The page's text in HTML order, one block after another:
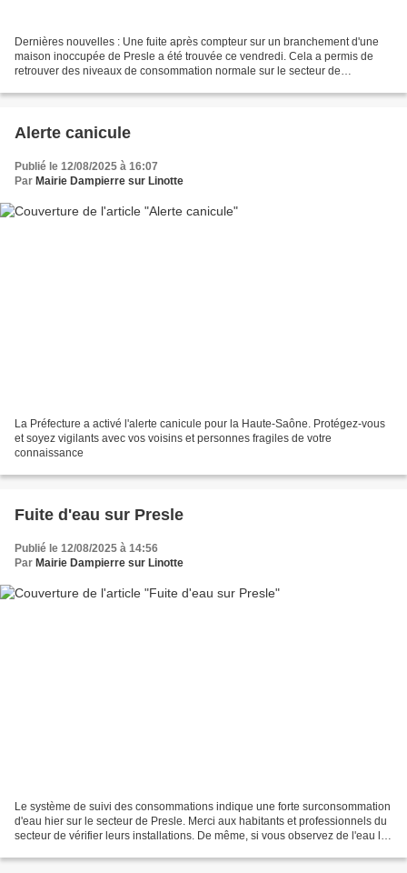
Dernières nouvelles : Une fuite après compteur sur un branchement d'une
maison inoccupée de Presle a été trouvée ce vendredi. Cela a permis de
retrouver des niveaux de consommation normale sur le secteur de
Alerte canicule
Publié le 12/08/2025 à 16:07
Par Mairie Dampierre sur Linotte
La Préfecture a activé l'alerte canicule pour la Haute-Saône. Protégez-vous
et soyez vigilants avec vos voisins et personnes fragiles de votre
connaissance
Fuite d'eau sur Presle
Publié le 12/08/2025 à 14:56
Par Mairie Dampierre sur Linotte
Le système de suivi des consommations indique une forte surconsommation
d'eau hier sur le secteur de Presle. Merci aux habitants et professionnels du
secteur de vérifier leurs installations. De même, si vous observez de l'eau là